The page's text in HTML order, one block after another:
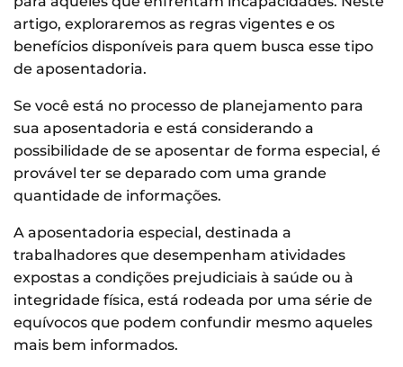
artigo, exploraremos as regras vigentes e os
benefícios disponíveis para quem busca esse tipo
de aposentadoria.
Se você está no processo de planejamento para
sua aposentadoria e está considerando a
possibilidade de se aposentar de forma especial, é
provável ter se deparado com uma grande
quantidade de informações.
A aposentadoria especial, destinada a
trabalhadores que desempenham atividades
expostas a condições prejudiciais à saúde ou à
integridade física, está rodeada por uma série de
equívocos que podem confundir mesmo aqueles
mais bem informados.